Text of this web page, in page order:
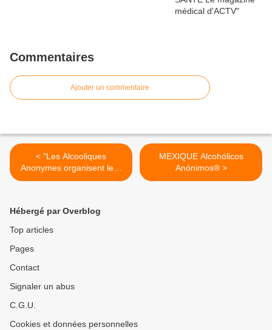
Commentaires
Ajouter un commentaire
< "Les Alcooliques
Anonymes organisent leur
congrès annuel axé sur la
MEXIQUE Alcohólicos
Anónimos® >
Hébergé par Overblog
Top articles
Pages
Contact
Signaler un abus
C.G.U.
Cookies et données personnelles